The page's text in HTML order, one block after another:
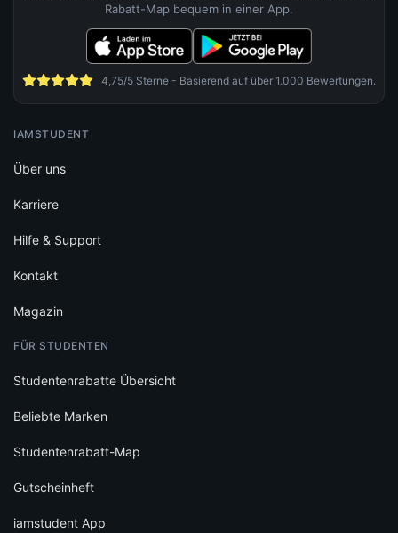
Rabatt-Map bequem in einer App.
4,75/5 Sterne - Basierend auf über 1.000 Bewertungen.
IAMSTUDENT
Über uns
Karriere
Hilfe & Support
Kontakt
Magazin
FÜR STUDENTEN
Studentenrabatte Übersicht
Beliebte Marken
Studentenrabatt-Map
Gutscheinheft
iamstudent App